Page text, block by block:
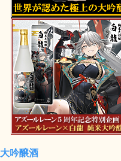
大吟醸酒